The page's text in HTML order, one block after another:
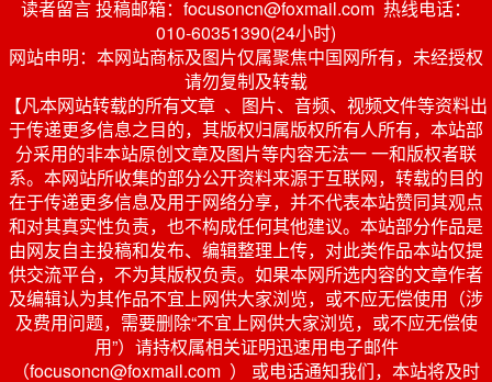
读者留言 投稿邮箱：focusoncn@foxmail.com 热线电话：
010-60351390(24小时)
网站申明：本网站商标及图片仅属聚焦中国网所有，未经授权
请勿复制及转载
【凡本网站转载的所有文章 、图片、音频、视频文件等资料出
于传递更多信息之目的，其版权归属版权所有人所有，本站部
分采用的非本站原创文章及图片等内容无法一 一和版权者联
系。本网站所收集的部分公开资料来源于互联网，转载的目的
在于传递更多信息及用于网络分享，并不代表本站赞同其观点
和对其真实性负责，也不构成任何其他建议。本站部分作品是
由网友自主投稿和发布、编辑整理上传，对此类作品本站仅提
供交流平台，不为其版权负责。如果本网所选内容的文章作者
及编辑认为其作品不宜上网供大家浏览，或不应无偿使用（涉
及费用问题，需要删除“不宜上网供大家浏览，或不应无偿使
用”）请持权属相关证明迅速用电子邮件
（focusoncn@foxmail.com ） 或电话通知我们，本站将及时